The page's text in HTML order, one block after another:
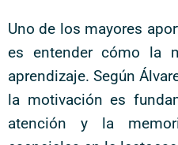
Uno de los mayores
es entender cómo la
aprendizaje. Según
la motivación es
atención y la